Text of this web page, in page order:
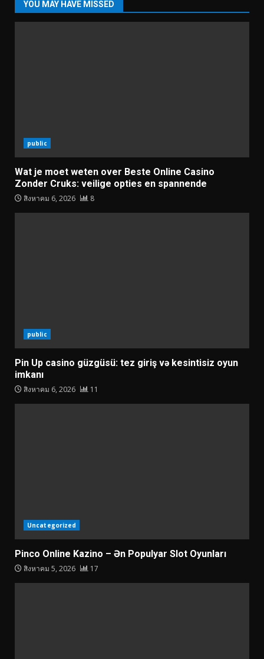
YOU MAY HAVE MISSED
public
Wat je moet weten over Beste Online Casino
Zonder Cruks: veilige opties en spannende
สิงหาคม 6, 2026 8
public
Pin Up casino güzgüsü: tez giriş və kesintisiz oyun
imkanı
สิงหาคม 6, 2026 11
Uncategorized
Pinco Online Kazino – Ən Populyar Slot Oyunları
สิงหาคม 5, 2026 17